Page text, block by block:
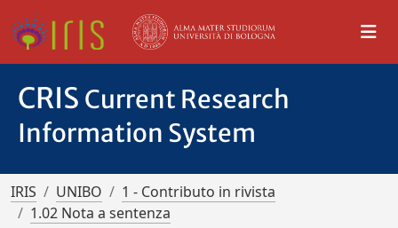
CRIS Current Research
Information System
IRIS UNIBO
1 - Contributo in rivista
1.02 Nota a sentenza